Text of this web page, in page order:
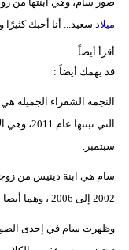
ميلاد سعيد... أنا أحبك
أقرأ أيضاً :
وظهرت سام في إحدى
سام هي ابنة دينيس من
2002 إلى 2006 ، وهما أيضا أبوان لابنتهما لولا ، 13 سنة.
النجمة الشقراء الجميلة
التي
سبتمبر.
قد يهمك أيضاً :